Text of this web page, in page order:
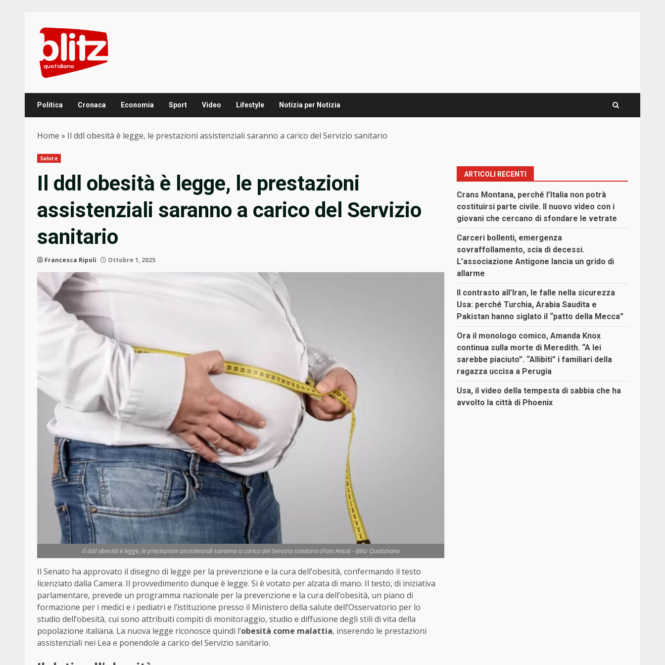
content
Politica Cronaca Economia Sport Video Lifestyle Notizia per Notizia
Home » Il ddl obesità è legge, le prestazioni assistenziali saranno a carico del Servizio sanitario
Salute
Il ddl obesità è legge, le prestazioni
assistenziali saranno a carico del Servizio
sanitario
Francesca Ripoli Ottobre 1, 2025
Il ddl obesità è legge, le prestazioni assistenziali saranno a carico del Servizio sanitario (Foto Ansa) - Blitz Quotidiano
Il Senato ha approvato il disegno di legge per la prevenzione e la cura dell’obesità, confermando il testo
licenziato dalla Camera. Il provvedimento dunque è legge. Si è votato per alzata di mano. Il testo, di iniziativa
parlamentare, prevede un programma nazionale per la prevenzione e la cura dell’obesità, un piano di
formazione per i medici e i pediatri e l’istituzione presso il Ministero della salute dell’Osservatorio per lo
studio dell’obesità, cui sono attribuiti compiti di monitoraggio, studio e diffusione degli stili di vita della
popolazione italiana. La nuova legge riconosce quindi l’obesità come malattia, inserendo le prestazioni
assistenziali nei Lea e ponendole a carico del Servizio sanitario.
ARTICOLI RECENTI
Crans Montana, perché l’Italia non potrà
costituirsi parte civile. Il nuovo video con i
giovani che cercano di sfondare le vetrate
Carceri bollenti, emergenza
sovraffollamento, scia di decessi.
L’associazione Antigone lancia un grido di
allarme
Il contrasto all’Iran, le falle nella sicurezza
Usa: perché Turchia, Arabia Saudita e
Pakistan hanno siglato il “patto della Mecca”
Ora il monologo comico, Amanda Knox
continua sulla morte di Meredith. “A lei
sarebbe piaciuto”. “Allibiti” i familiari della
ragazza uccisa a Perugia
Usa, il video della tempesta di sabbia che ha
avvolto la città di Phoenix